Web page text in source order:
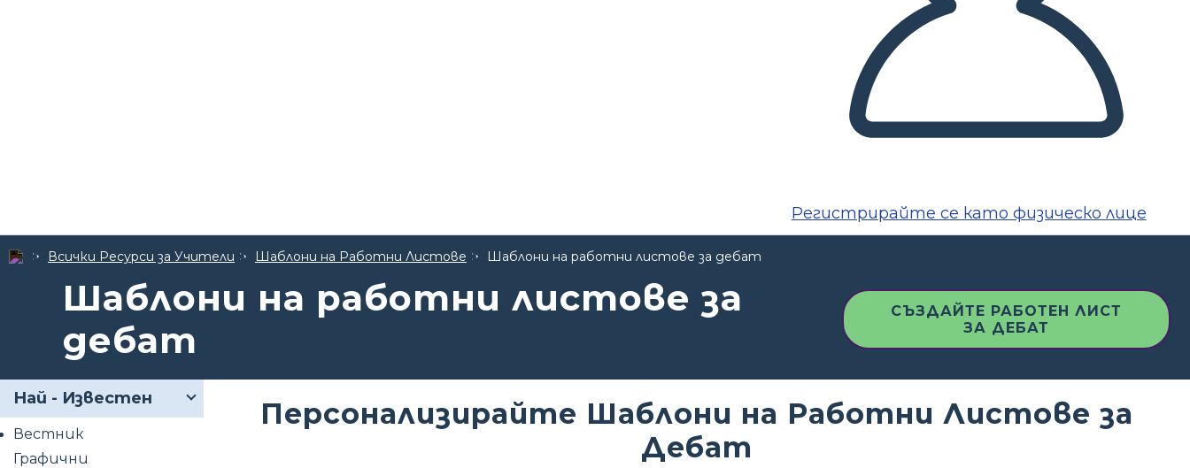
Регистрирайте се като физическо лице
Всички Ресурси за Учители Шаблони на Работни Листове Шаблони на работни листове за дебат
Шаблони на работни листове за
дебат
СЪЗДАЙТЕ РАБОТЕН ЛИСТ
ЗА ДЕБАТ
Най - Известен
Вестник
Графични
Персонализирайте Шаблони на Работни Листове за
Дебат